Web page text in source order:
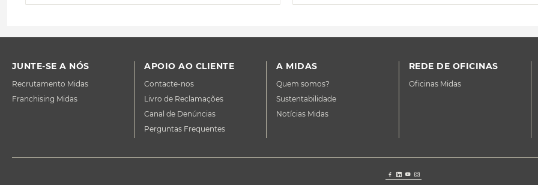
JUNTE-SE A NÓS
Recrutamento Midas
Franchising Midas
APOIO AO CLIENTE
Contacte-nos
Livro de Reclamações
Canal de Denúncias
Perguntas Frequentes
A MIDAS
Quem somos?
Sustentabilidade
Notícias Midas
REDE DE OFICINAS
Oficinas Midas